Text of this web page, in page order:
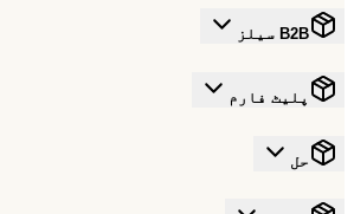
B2B سیلز
پلیٹ فارم
حل